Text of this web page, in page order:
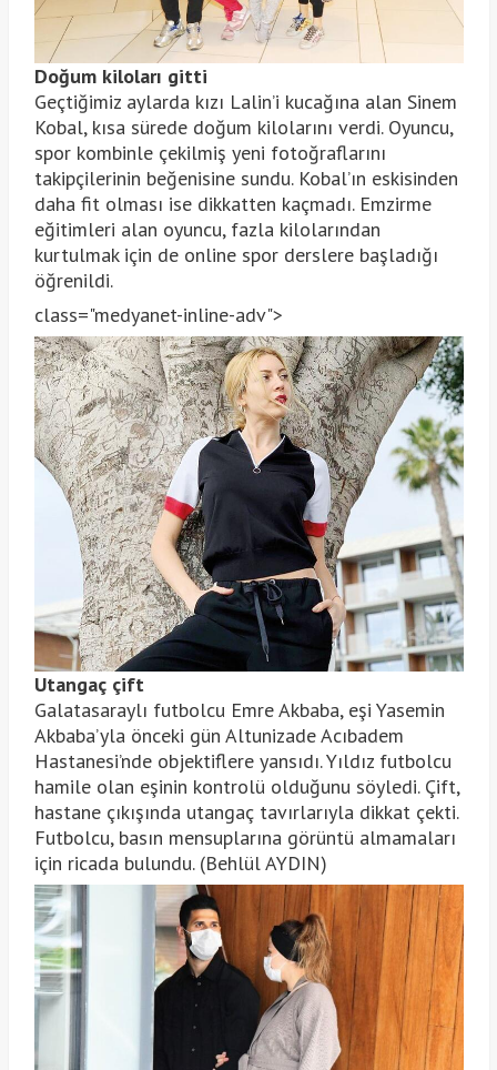
Doğum kiloları gitti
Geçtiğimiz aylarda kızı Lalin’i kucağına alan Sinem
Kobal, kısa sürede doğum kilolarını verdi. Oyuncu,
spor kombinle çekilmiş yeni fotoğraflarını
takipçilerinin beğenisine sundu. Kobal’ın eskisinden
daha fit olması ise dikkatten kaçmadı. Emzirme
eğitimleri alan oyuncu, fazla kilolarından
kurtulmak için de online spor derslere başladığı
öğrenildi.
class="medyanet-inline-adv">
Utangaç çift
Galatasaraylı futbolcu Emre Akbaba, eşi Yasemin
Akbaba’yla önceki gün Altunizade Acıbadem
Hastanesi’nde objektiflere yansıdı. Yıldız futbolcu
hamile olan eşinin kontrolü olduğunu söyledi. Çift,
hastane çıkışında utangaç tavırlarıyla dikkat çekti.
Futbolcu, basın mensuplarına görüntü almamaları
için ricada bulundu. (Behlül AYDIN)